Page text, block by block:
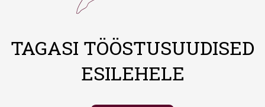
TAGASI TÖÖSTUSUUDISED
ESILEHELE